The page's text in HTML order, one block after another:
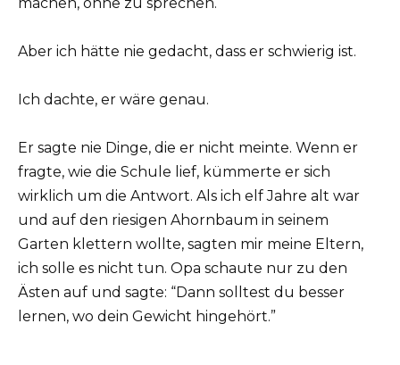
Aber ich hätte nie gedacht, dass er schwierig ist.
Ich dachte, er wäre genau.
Er sagte nie Dinge, die er nicht meinte. Wenn er
fragte, wie die Schule lief, kümmerte er sich
wirklich um die Antwort. Als ich elf Jahre alt war
und auf den riesigen Ahornbaum in seinem
Garten klettern wollte, sagten mir meine Eltern,
ich solle es nicht tun. Opa schaute nur zu den
Ästen auf und sagte: “Dann solltest du besser
lernen, wo dein Gewicht hingehört.”